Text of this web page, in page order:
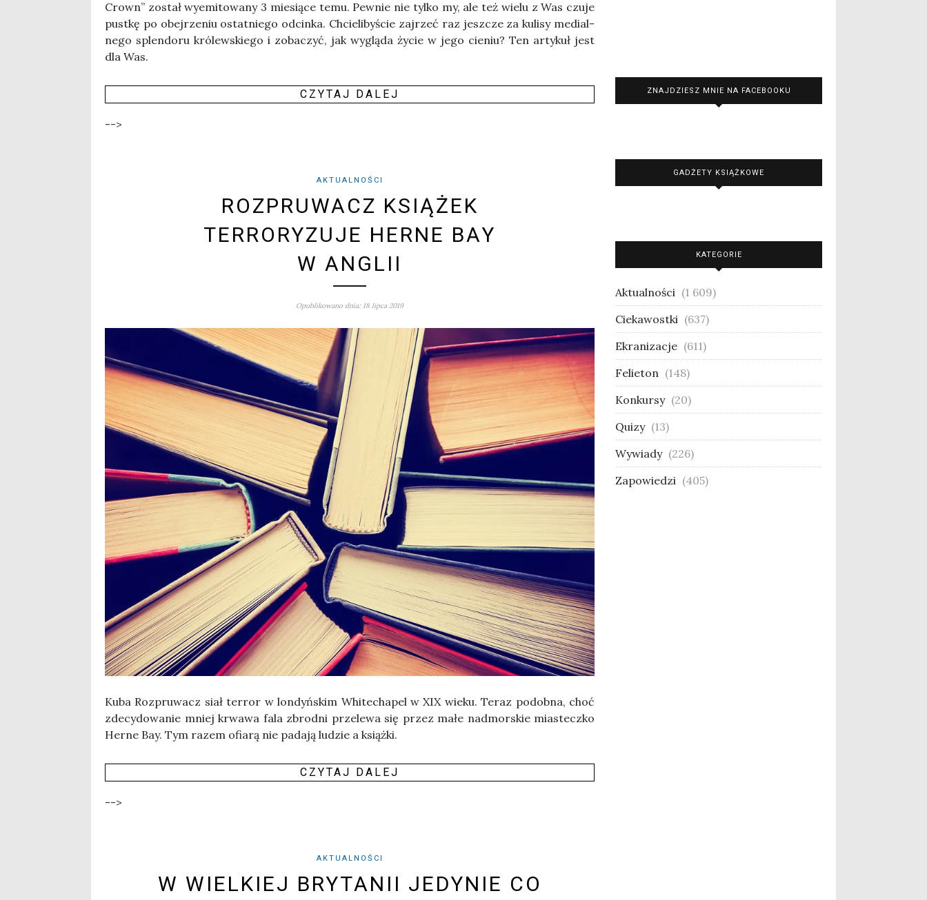
Crown” został wyemi­to­wa­ny 3 mie­sią­ce temu. Pew­nie nie tyl­ko my, ale też wie­lu z Was czu­je
pust­kę po obej­rze­niu ostat­nie­go odcin­ka. Chcie­li­by­ście zaj­rzeć raz jesz­cze za kuli­sy medial­
ne­go splen­do­ru kró­lew­skie­go i zoba­czyć, jak wyglą­da życie w jego cie­niu? Ten arty­kuł jest
dla Was.
CZY­TAJ DALEJ
-->
AKTUALNOŚCI
ROZPRUWACZ KSIĄŻEK
TERRORYZUJE HERNE BAY
W ANGLII
Opublikowano dnia: 18 lipca 2019
Kuba Roz­pru­wacz siał ter­ror w lon­dyń­skim Whi­te­cha­pel w XIX wie­ku. Teraz podob­na, choć
zde­cy­do­wa­nie mniej krwa­wa fala zbrod­ni prze­le­wa się przez małe nad­mor­skie mia­stecz­ko
Her­ne Bay. Tym razem ofia­rą nie pada­ją ludzie a książ­ki.
CZY­TAJ DALEJ
-->
AKTUALNOŚCI
W WIELKIEJ BRYTANII JEDYNIE CO
ZNAJDZIESZ MNIE NA FACEBOOKU
GADŻETY KSIĄŻKOWE
KATEGORIE
Aktualności (1 609)
Ciekawostki (637)
Ekranizacje (611)
Felieton (148)
Konkursy (20)
Quizy (13)
Wywiady (226)
Zapowiedzi (405)